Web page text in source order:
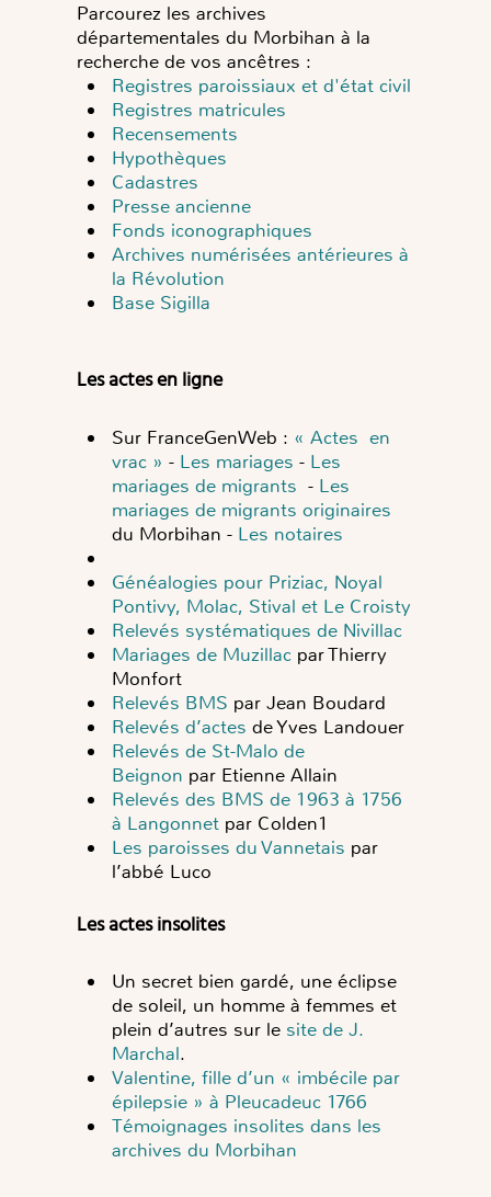
Parcourez les archives
départementales du Morbihan à la
recherche de vos ancêtres :
Registres paroissiaux et d'état civil
Registres matricules
Recensements
Hypothèques
Cadastres
Presse ancienne
Fonds iconographiques
Archives numérisées antérieures à
la Révolution
Base Sigilla
Les actes en ligne
Sur FranceGenWeb : « Actes en
vrac » - Les mariages - Les
mariages de migrants - Les
mariages de migrants originaires
du Morbihan - Les notaires
Généalogies pour Priziac, Noyal
Pontivy, Molac, Stival et Le Croisty
Relevés systématiques de Nivillac
Mariages de Muzillac par Thierry
Monfort
Relevés BMS par Jean Boudard
Relevés d’actes de Yves Landouer
Relevés de St-Malo de
Beignon par Etienne Allain
Relevés des BMS de 1963 à 1756
à Langonnet par Colden1
Les paroisses du Vannetais par
l’abbé Luco
Les actes insolites
Un secret bien gardé, une éclipse
de soleil, un homme à femmes et
plein d’autres sur le site de J.
Marchal.
Valentine, fille d’un « imbécile par
épilepsie » à Pleucadeuc 1766
Témoignages insolites dans les
archives du Morbihan